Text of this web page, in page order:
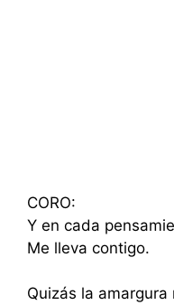
CORO:
Y en cada
Me lleva contigo.
Quizás la amargura